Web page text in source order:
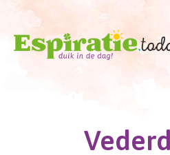
Doorgaan
inhoud